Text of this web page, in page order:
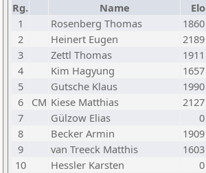
Rg. Name Elo
1
Rosenberg Thomas 1860
2
Heinert Eugen 2189
3
Zettl Thomas 1911
4
Kim Hagyung 1657
5
Gutsche Klaus 1990
6
CM Kiese Matthias 2127
7
Gülzow Elias 0
8
Becker Armin 1909
9
van Treeck Matthis 1603
10
Hessler Karsten 0